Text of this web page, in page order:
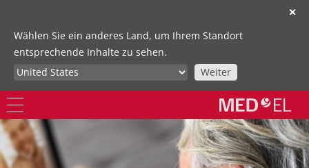
✕
Wählen Sie ein anderes Land, um Ihrem Standort
entsprechende Inhalte zu sehen.
Weiter